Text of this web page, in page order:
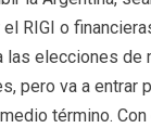
RIGI o
las elecciones de
pero va a entrar
término.